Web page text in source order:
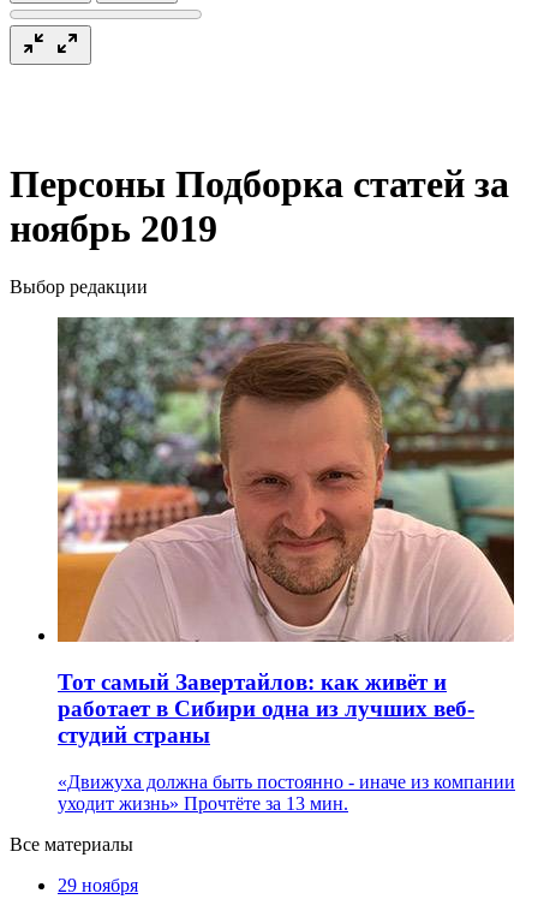
Персоны Подборка статей за
ноябрь 2019
Выбор редакции
Тот самый Завертайлов: как живёт и
работает в Сибири одна из лучших веб-
студий страны
«Движуха должна быть постоянно - иначе из компании
уходит жизнь» Прочтёте за 13 мин.
Все материалы
29 ноября